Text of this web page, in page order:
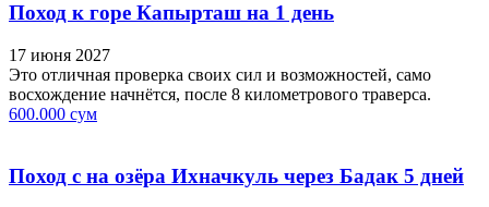
Поход к горе Капырташ на 1 день
17 июня 2027
Это отличная проверка своих сил и возможностей, само
восхождение начнётся, после 8 километрового траверса.
600.000 сум
Поход с на озёра Ихначкуль через Бадак 5 дней